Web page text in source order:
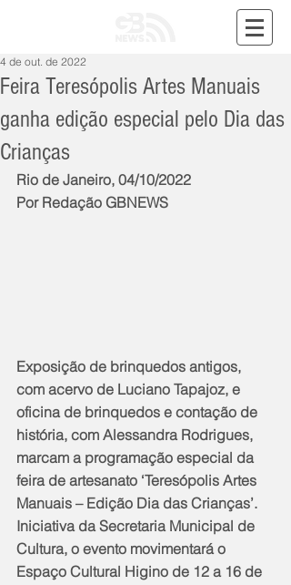
Feira Teresópolis Artes Manuais
ganha edição especial pelo Dia das
Crianças
4 de out. de 2022
Rio de Janeiro, 04/10/2022
Por Redação GBNEWS
Exposição de brinquedos antigos,
com acervo de Luciano Tapajoz, e
oficina de brinquedos e contação de
história, com Alessandra Rodrigues,
marcam a programação especial da
feira de artesanato ‘Teresópolis Artes
Manuais – Edição Dia das Crianças’.
Iniciativa da Secretaria Municipal de
Cultura, o evento movimentará o
Espaço Cultural Higino de 12 a 16 de